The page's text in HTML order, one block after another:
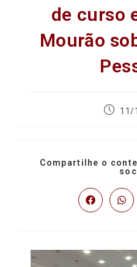
de curso
Mourão
11/
Compartilhe o